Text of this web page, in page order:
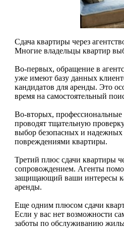
Сдача квартиры через
Многие владельцы квартир
Во-первых, обращение в
уже имеют базу данных
кандидатов для аренды. Это
время на самостоятельный
Во-вторых, профессиональные
проводят тщательную
выбор безопасных и надежных
повреждениями квартиры.
Третий плюс сдачи квартиры
сопровождением. Агенты
защищающий ваши интересы
аренды.
Еще одним плюсом сдачи
Если у вас нет возможности
заботы по обслуживанию